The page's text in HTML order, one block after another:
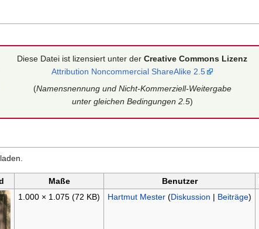
Diese Datei ist lizensiert unter der Creative Commons Lizenz
Attribution Noncommercial ShareAlike 2.5
(Namensnennung und Nicht-Kommerziell-Weitergabe
unter gleichen Bedingungen 2.5)
Maße Benutzer
1.000 × 1.075 (72 KB) Hartmut Mester (Diskussion | Beiträge)